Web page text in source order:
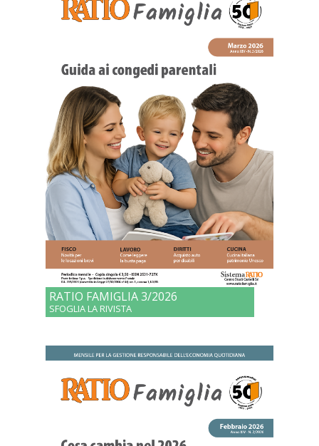
RATIO FAMIGLIA 3/2026
SFOGLIA LA RIVISTA